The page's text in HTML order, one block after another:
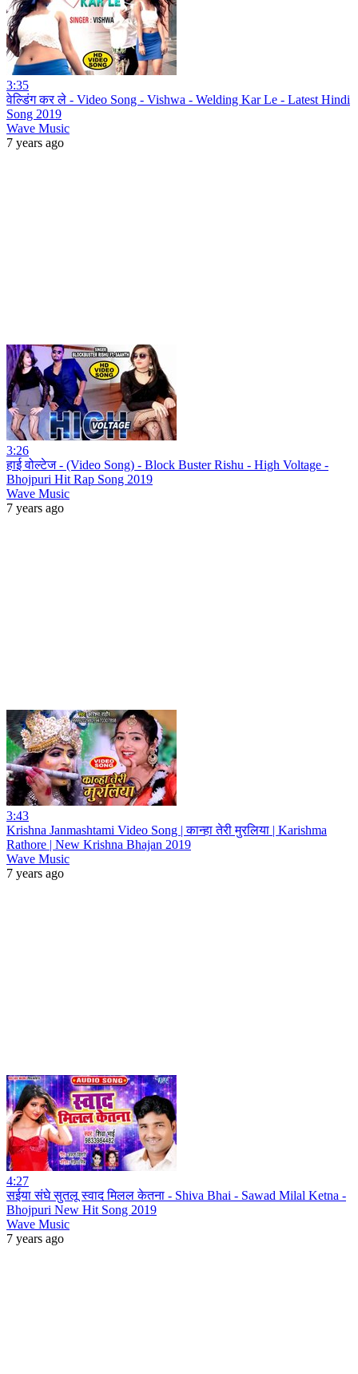
3:35
वेल्डिंग कर ले - Video Song - Vishwa - Welding Kar Le - Latest Hindi
Song 2019
Wave Music
7 years ago
3:26
हाई वोल्टेज - (Video Song) - Block Buster Rishu - High Voltage -
Bhojpuri Hit Rap Song 2019
Wave Music
7 years ago
3:43
Krishna Janmashtami Video Song | कान्हा तेरी मुरलिया | Karishma
Rathore | New Krishna Bhajan 2019
Wave Music
7 years ago
4:27
सईया संघे सुतलू स्वाद मिलल केतना - Shiva Bhai - Sawad Milal Ketna -
Bhojpuri New Hit Song 2019
Wave Music
7 years ago